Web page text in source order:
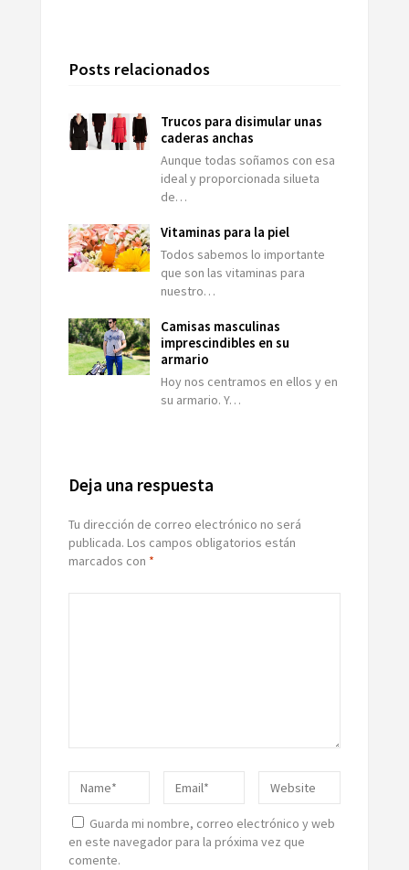
Posts relacionados
Trucos para disimular unas
caderas anchas
Aunque todas soñamos con esa
ideal y proporcionada silueta
de…
Vitaminas para la piel
Todos sabemos lo importante
que son las vitaminas para
nuestro…
Camisas masculinas
imprescindibles en su
armario
Hoy nos centramos en ellos y en
su armario. Y…
Deja una respuesta
Tu dirección de correo electrónico no será
publicada. Los campos obligatorios están
marcados con *
Guarda mi nombre, correo electrónico y web
en este navegador para la próxima vez que
comente.